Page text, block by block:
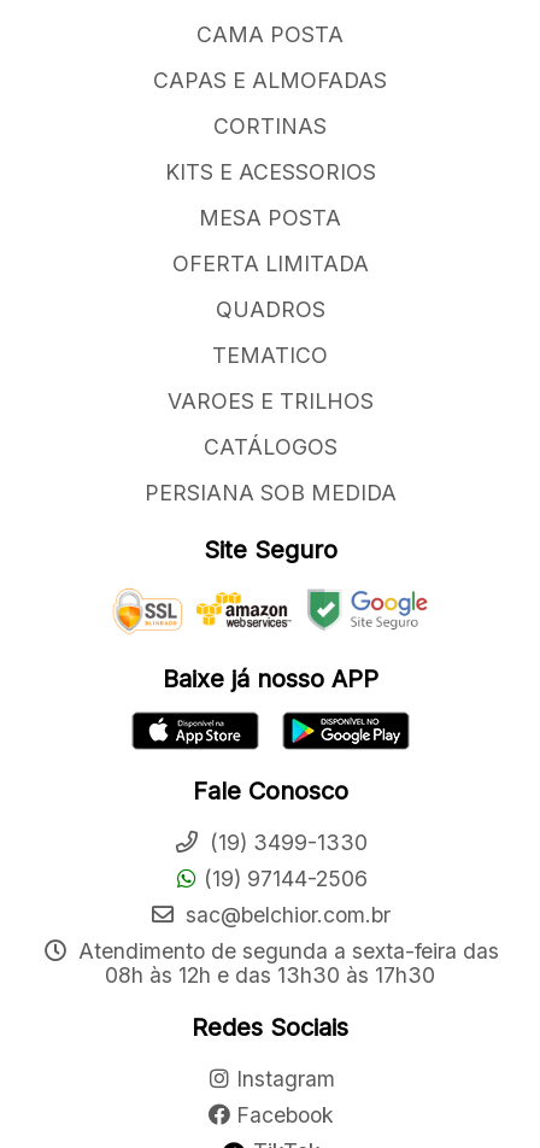
CAMA POSTA
CAPAS E ALMOFADAS
CORTINAS
KITS E ACESSORIOS
MESA POSTA
OFERTA LIMITADA
QUADROS
TEMATICO
VAROES E TRILHOS
CATÁLOGOS
PERSIANA SOB MEDIDA
Site Seguro
Baixe já nosso APP
Fale Conosco
(19) 3499-1330
(19) 97144-2506
sac@belchior.com.br
Atendimento de segunda a sexta-feira das
08h às 12h e das 13h30 às 17h30
Redes Sociais
Instagram
Facebook